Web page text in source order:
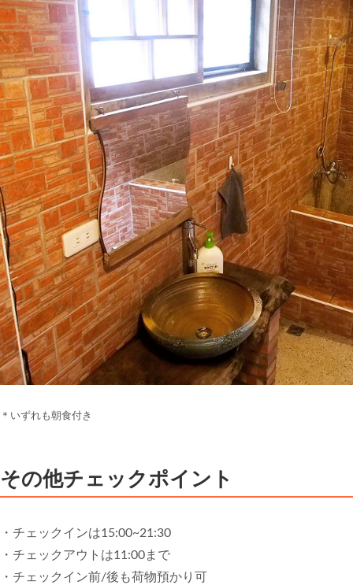
＊いずれも朝食付き
その他チェックポイント
・チェックインは15:00~21:30
・チェックアウトは11:00まで
・チェックイン前/後も荷物預かり可